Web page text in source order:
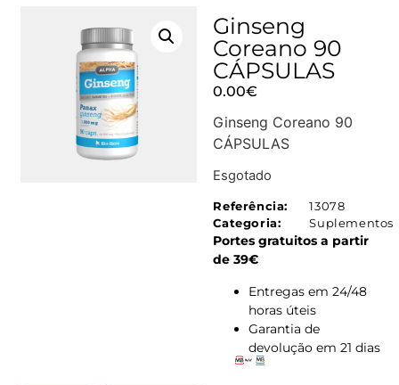
Ginseng
Coreano 90
CÁPSULAS
0.00€
Ginseng Coreano 90
CÁPSULAS
Esgotado
Referência:
13078
Categoria:
Suplementos
Portes gratuitos a partir
de 39€
Entregas em 24/48
horas úteis
Garantia de
devolução em 21 dias